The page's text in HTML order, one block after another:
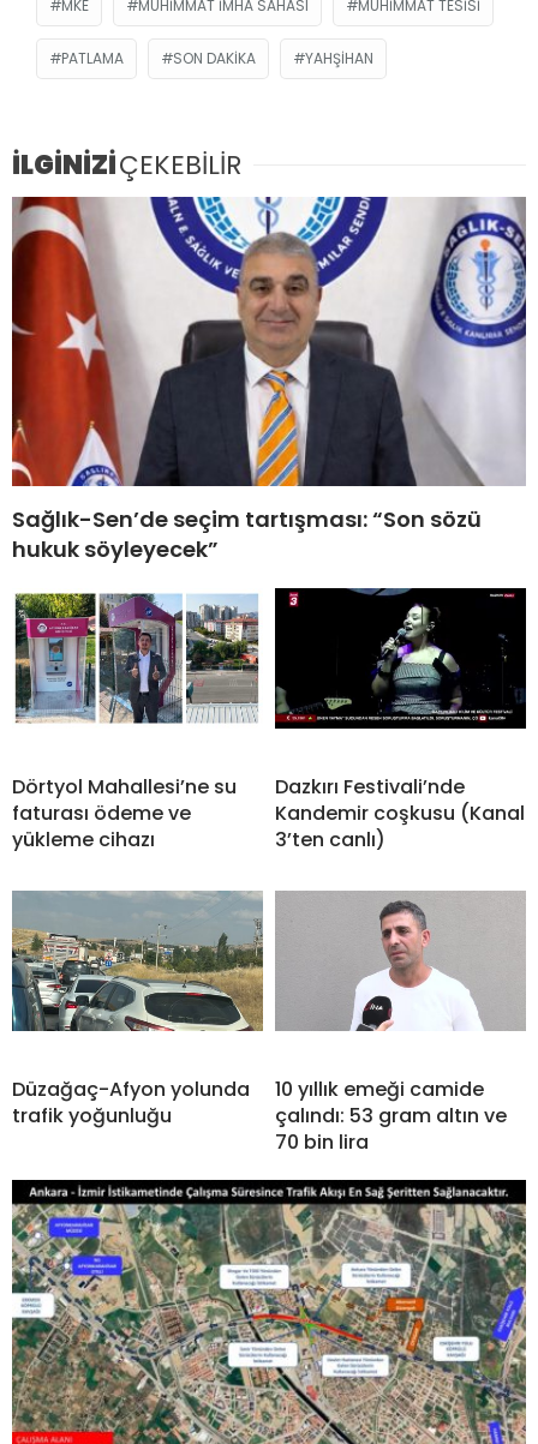
MKE MÜHIMMAT IMHA SAHASI MÜHIMMAT TESISI
PATLAMA SON DAKIKA YAHŞIHAN
İLGİNİZİÇEKEBİLİR
Sağlık-Sen’de seçim tartışması: “Son sözü
hukuk söyleyecek”
Dörtyol Mahallesi’ne su
faturası ödeme ve
yükleme cihazı
Dazkırı Festivali’nde
Kandemir coşkusu (Kanal
3’ten canlı)
Düzağaç-Afyon yolunda
trafik yoğunluğu
10 yıllık emeği camide
çalındı: 53 gram altın ve
70 bin lira